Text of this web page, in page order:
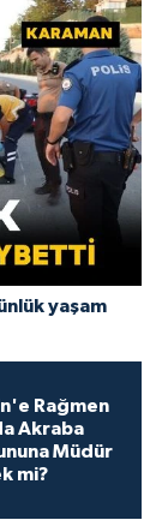
yaşam
Rağmen
Akraba
Müdür
mi?